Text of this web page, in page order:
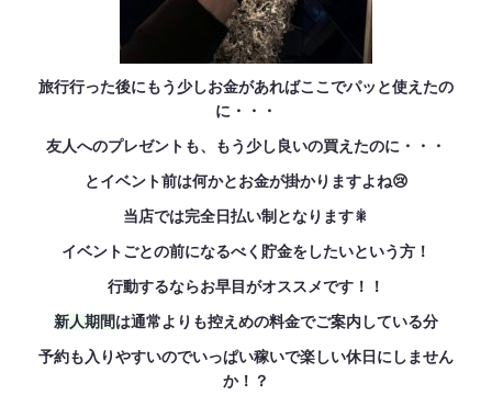
旅行行った後にもう少しお金があればここでパッと使えたの
に・・・
友人へのプレゼントも、もう少し良いの買えたのに・・・
とイベント前は何かとお金が掛かりますよね😢
当店では完全日払い制となります🎇
イベントごとの前になるべく貯金をしたいという方！
行動するならお早目がオススメです！！
新人期間は通常よりも控えめの料金でご案内している分
予約も入りやすいのでいっぱい稼いで楽しい休日にしません
か！？